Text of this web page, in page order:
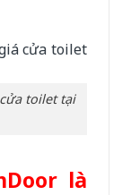
toilet tại
là